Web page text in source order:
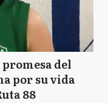
del
por su vida
88